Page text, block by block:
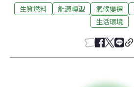
生質燃料 能源轉型 氣候變遷
生活環境